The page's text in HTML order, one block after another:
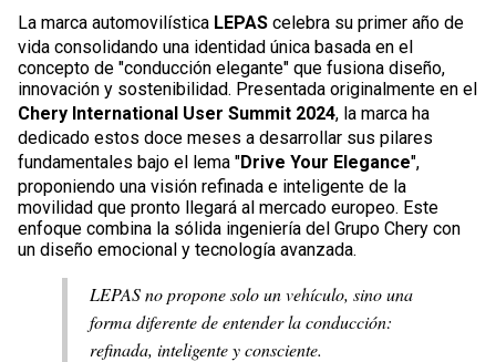
La marca automovilística LEPAS celebra su primer año de
vida consolidando una identidad única basada en el
concepto de "conducción elegante" que fusiona diseño,
innovación y sostenibilidad. Presentada originalmente en el
Chery International User Summit 2024, la marca ha
dedicado estos doce meses a desarrollar sus pilares
fundamentales bajo el lema "Drive Your Elegance",
proponiendo una visión refinada e inteligente de la
movilidad que pronto llegará al mercado europeo. Este
enfoque combina la sólida ingeniería del Grupo Chery con
un diseño emocional y tecnología avanzada.
LEPAS no propone solo un vehículo, sino una
forma diferente de entender la conducción:
refinada, inteligente y consciente.